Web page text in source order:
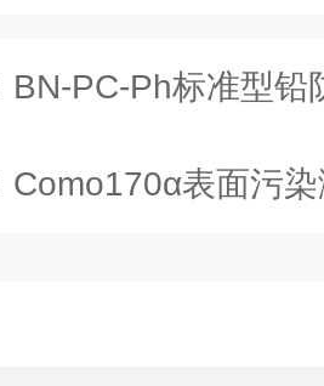
BN-PC-Ph标准型铅
Como170α表面污